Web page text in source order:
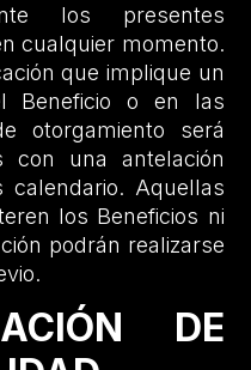
los presentes
cualquier momento.
que implique un
Beneficio o en las
otorgamiento será
con una antelación
Aquellas
los Beneficios ni
podrán realizarse
DE